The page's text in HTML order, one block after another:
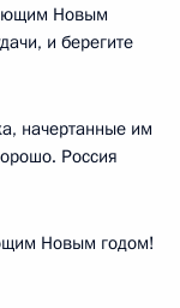
Новым
и берегите
начертанные им
Россия
Новым годом!